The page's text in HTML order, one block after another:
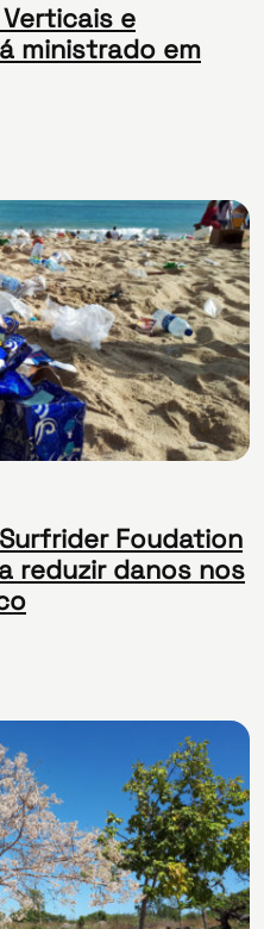
e
ministrado em
Foudation
reduzir danos nos